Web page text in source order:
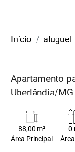
Início aluguel
Apartamento
Uberlândia/MG
88,00 m²
Área Principal
0